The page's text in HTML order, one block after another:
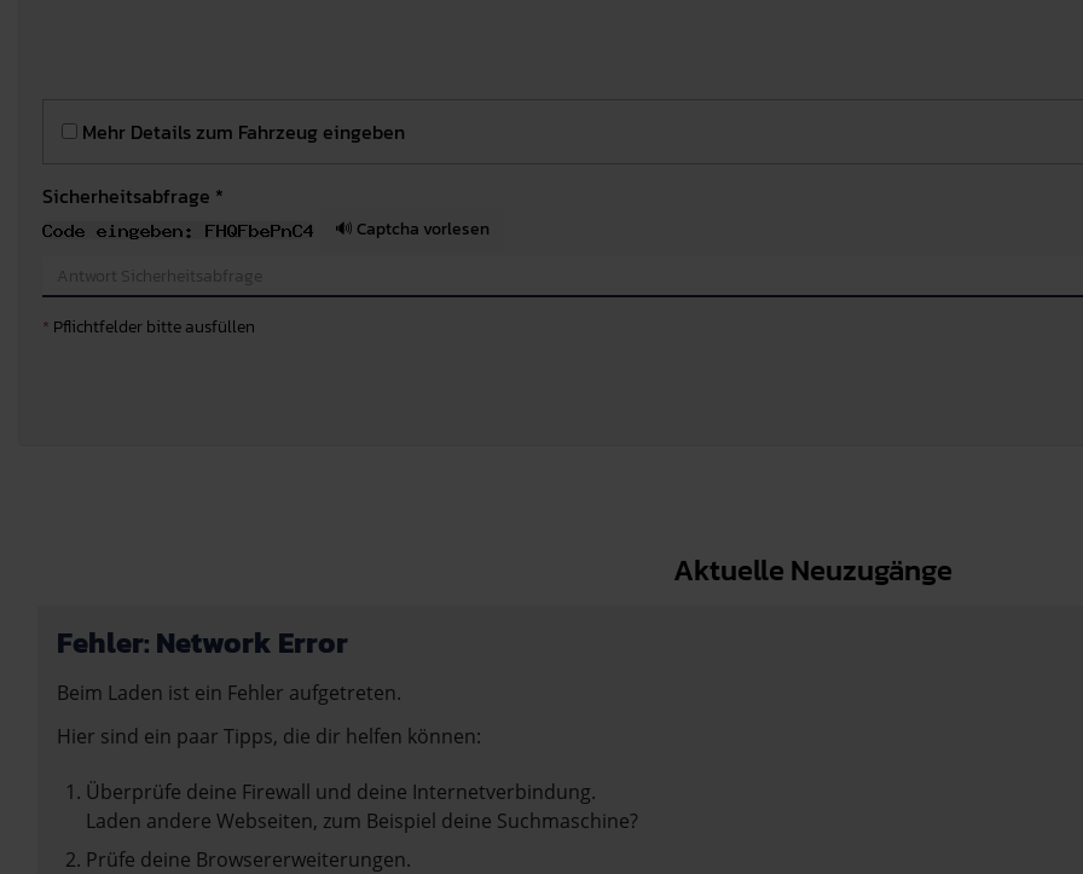
Mehr Details zum Fahrzeug eingeben
Sicherheitsabfrage *
🔊 Captcha vorlesen
* Pflichtfelder bitte ausfüllen
Aktuelle Neuzugänge
Fehler: Network Error
Beim Laden ist ein Fehler aufgetreten.
Hier sind ein paar Tipps, die dir helfen können:
Überprüfe deine Firewall und deine Internetverbindung.
Laden andere Webseiten, zum Beispiel deine Suchmaschine?
Prüfe deine Browsererweiterungen.